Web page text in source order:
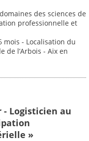
des sciences de
professionnelle et
mois - Localisation du
de l’Arbois - Aix en
Logisticien au
»